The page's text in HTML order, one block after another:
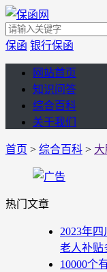
保函 银行保函
网站首页
知识问答
综合百科
关于我们
首页 > 综合百科 >
热门文章
2023年
老人补贴
10000个